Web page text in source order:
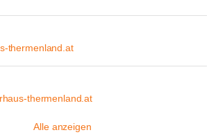
thermenland.at
thermenland.at
Alle anzeigen